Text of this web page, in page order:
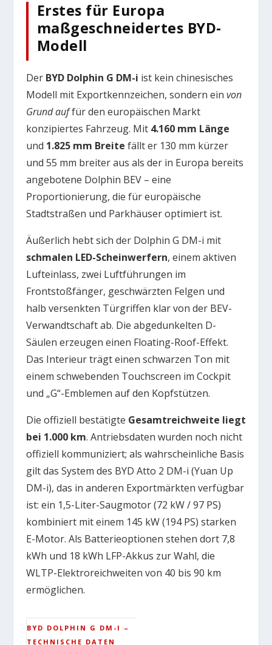
Erstes für Europa
maßgeschneidertes BYD-
Modell
Der BYD Dolphin G DM-i ist kein chinesisches
Modell mit Exportkennzeichen, sondern ein von
Grund auffür den europäischen Markt
konzipiertes Fahrzeug. Mit 4.160 mm Länge
und 1.825 mm Breite fällt er 130 mm kürzer
und 55 mm breiter aus als der in Europa bereits
angebotene Dolphin BEV – eine
Proportionierung, die für europäische
Stadtstraßen und Parkhäuser optimiert ist.
Äußerlich hebt sich der Dolphin G DM-i mit
schmalen LED-Scheinwerfern, einem aktiven
Lufteinlass, zwei Luftführungen im
Frontstoßfänger, geschwärzten Felgen und
halb versenkten Türgriffen klar von der BEV-
Verwandtschaft ab. Die abgedunkelten D-
Säulen erzeugen einen Floating-Roof-Effekt.
Das Interieur trägt einen schwarzen Ton mit
einem schwebenden Touchscreen im Cockpit
und „G“-Emblemen auf den Kopfstützen.
Die offiziell bestätigte Gesamtreichweite liegt
bei 1.000 km. Antriebsdaten wurden noch nicht
offiziell kommuniziert; als wahrscheinliche Basis
gilt das System des BYD Atto 2 DM-i (Yuan Up
DM-i), das in anderen Exportmärkten verfügbar
ist: ein 1,5-Liter-Saugmotor (72 kW / 97 PS)
kombiniert mit einem 145 kW (194 PS) starken
E-Motor. Als Batterieoptionen stehen dort 7,8
kWh und 18 kWh LFP-Akkus zur Wahl, die
WLTP-Elektroreichweiten von 40 bis 90 km
ermöglichen.
BYD DOLPHIN G DM-I –
TECHNISCHE DATEN